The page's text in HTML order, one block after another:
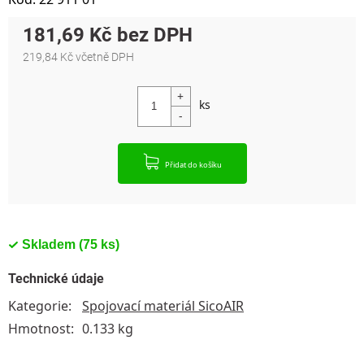
Skladem (75 ks)
181,69 Kč
219,84 Kč včetně DPH
Přidat do košíku
Technické údaje
Kategorie:
Spojovací materiál SicoAIR
Hmotnost: 0.133 kg